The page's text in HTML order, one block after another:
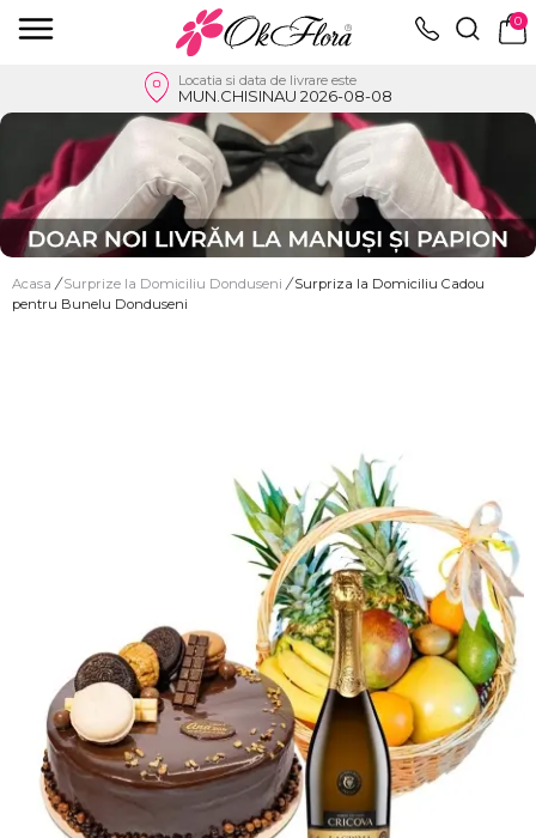
0
Locatia si data de livrare este
MUN.CHISINAU 2026-08-08
Acasa / Surprize la Domiciliu Donduseni / Surpriza la Domiciliu Cadou
pentru Bunelu Donduseni